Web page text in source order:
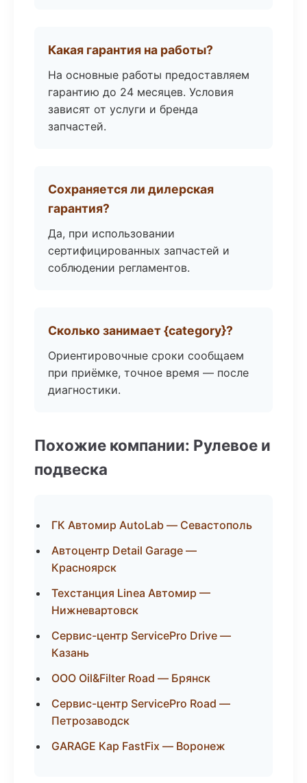
Какая гарантия на работы?
На основные работы предоставляем
гарантию до 24 месяцев. Условия
зависят от услуги и бренда
запчастей.
Сохраняется ли дилерская
гарантия?
Да, при использовании
сертифицированных запчастей и
соблюдении регламентов.
Сколько занимает {category}?
Ориентировочные сроки сообщаем
при приёмке, точное время — после
диагностики.
Похожие компании: Рулевое и
подвеска
ГК Автомир AutoLab — Севастополь
Автоцентр Detail Garage —
Красноярск
Техстанция Linea Автомир —
Нижневартовск
Сервис-центр ServicePro Drive —
Казань
ООО Oil&Filter Road — Брянск
Сервис-центр ServicePro Road —
Петрозаводск
GARAGE Кар FastFix — Воронеж